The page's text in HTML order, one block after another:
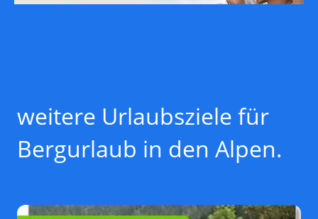
weitere Urlaubsziele für
Bergurlaub in den Alpen.